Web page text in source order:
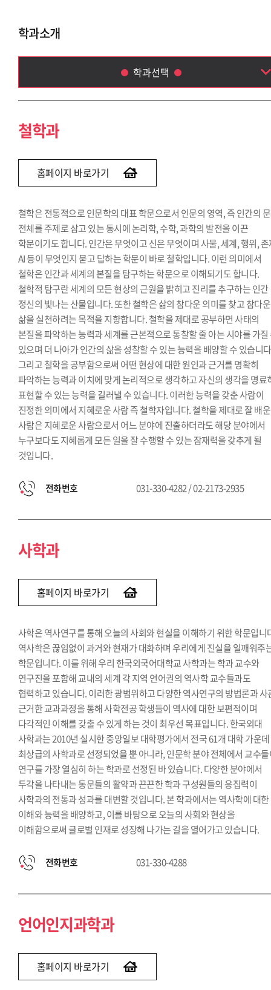
학과소개
학과선택
철학과
철학과
홈페이지 바로가기
철학은 전통적으로 인문학의 대표 학문으로서 인문의 영역, 즉 인간의
전체를 주제로 삼고 있는 동시에 논리학, 수학, 과학의 발전을 이끈
학문이기도 합니다. 인간은 무엇이고 신은 무엇이며 사물, 세계, 행위,
AI 등이 무엇인지 묻고 답하는 학문이 바로 철학입니다. 이런 의미에서
철학은 인간과 세계의 본질을 탐구하는 학문으로 이해되기도 합니다.
철학적 탐구란 세계의 모든 현상의 근원을 밝히고 진리를 추구하는 인간
정신의 빛나는 산물입니다. 또한 철학은 삶의 참다운 의미를 찾고 참다운
삶을 실천하려는 목적을 지향합니다. 철학을 제대로 공부하면 사태의
본질을 파악하는 능력과 세계를 근본적으로 통찰할 줄 아는 시야를 가질
있으며 더 나아가 인간의 삶을 성찰할 수 있는 능력을 배양할 수 있습니
그리고 철학을 공부함으로써 어떤 현상에 대한 원인과 근거를 명확히
파악하는 능력과 이치에 맞게 논리적으로 생각하고 자신의 생각을 명료
표현할 수 있는 능력을 길러낼 수 있습니다. 이러한 능력을 갖춘 사람이
진정한 의미에서 지혜로운 사람 즉 철학자입니다. 철학을 제대로 잘 배운
사람은 지혜로운 사람으로서 어느 분야에 진출하더라도 해당 분야에서
누구보다도 지혜롭게 모든 일을 잘 수행할 수 있는 잠재력을 갖추게 될
것입니다.
전화번호 031-330-4282 / 02-2173-2935
사학과
홈페이지 바로가기
사학은 역사연구를 통해 오늘의 사회와 현실을 이해하기 위한 학문입니
역사학은 끊임없이 과거와 현재가 대화하며 우리에게 진실을 일깨워주
학문입니다. 이를 위해 우리 한국외국어대학교 사학과는 학과 교수와
연구진을 포함해 교내의 세계 각 지역 언어권의 역사학 교수들과도
협력하고 있습니다. 이러한 광범위하고 다양한 역사연구의 방법론과 사
근거한 교과과정을 통해 사학전공 학생들이 역사에 대한 보편적이며
다각적인 이해를 갖출 수 있게 하는 것이 최우선 목표입니다. 한국외대
사학과는 2010년 실시한 중앙일보 대학평가에서 전국 61개 대학 가운데
최상급의 사학과로 선정되었을 뿐 아니라, 인문학 분야 전체에서 교수
연구를 가장 열심히 하는 학과로 선정된 바 있습니다. 다양한 분야에서
두각을 나타내는 동문들의 활약과 끈끈한 학과 구성원들의 응집력이
사학과의 전통과 성과를 대변할 것입니다. 본 학과에서는 역사학에 대한
이해와 능력을 배양하고, 이를 바탕으로 오늘의 사회와 현상을
이해함으로써 글로벌 인재로 성장해 나가는 길을 열어가고 있습니다.
전화번호 031-330-4288
언어인지과학과
홈페이지 바로가기